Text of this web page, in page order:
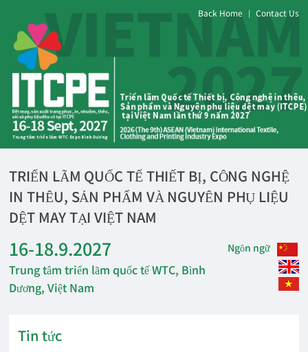
Back Home | Contact Us
TRIỂN LÃM QUỐC TẾ THIẾT BỊ, CÔNG NGHỆ
IN THÊU, SẢN PHẨM VÀ NGUYÊN PHỤ LIỆU
DỆT MAY TẠI VIỆT NAM
16-18.9.2027
Trung tâm triển lãm quốc tế WTC, Bình
Dương, Việt Nam
Ngôn ngữ
Tin tức